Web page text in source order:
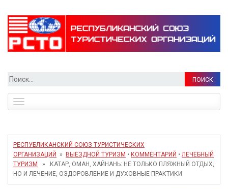
Найти:
navigation
РЕСПУБЛИКАНСКИЙ СОЮЗ ТУРИСТИЧЕСКИХ
ОРГАНИЗАЦИЙ
» ВЫЕЗДНОЙ ТУРИЗМ • КОММЕНТАРИЙ • ЛЕЧЕБНЫЙ
ТУРИЗМ
» КАТАР, ОМАН, ХАЙНАНЬ: НЕ ТОЛЬКО ПЛЯЖНЫЙ ОТДЫХ,
НО И ЛЕЧЕНИЕ, ОЗДОРОВЛЕНИЕ И ДУХОВНЫЕ ПРАКТИКИ